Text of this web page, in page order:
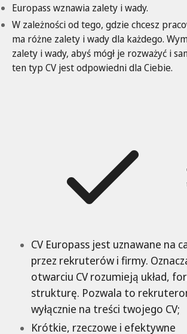
Europass wznawia zalety i wady.
W zależności od tego, gdzie chcesz
ma różne zalety i wady dla każdego.
zalety i wady, abyś mógł je rozważyć i
ten typ CV jest odpowiedni dla Ciebie.
CV Europass jest uznawane na
przez rekruterów i firmy.
otwarciu CV rozumieją układ,
strukturę. Pozwala to
wyłącznie na treści twojego CV;
Krótkie, rzeczowe i efektywne